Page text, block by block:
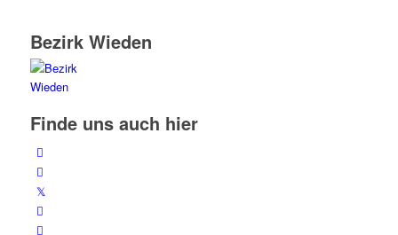
Bezirk Wieden
Finde uns auch hier